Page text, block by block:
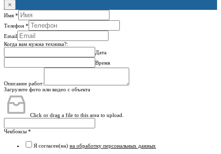
×
Имя *
Телефон *
Email
Когда вам нужна техника?:
Дата
Время
Описание работ:
Загрузите фото или видео с объекта
Click or drag a file to this area to upload.
Чекбоксы *
Я согласен(на) на обработку персональных данных